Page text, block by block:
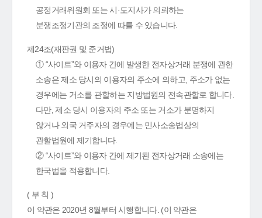
공정거래위원회 또는 시·도지사가 의뢰하는
분쟁조정기관의 조정에 따를 수 있습니다.
제24조(재판권 및 준거법)
① “사이트”와 이용자 간에 발생한 전자상거래 분쟁에 관한
소송은 제소 당시의 이용자의 주소에 의하고, 주소가 없는
경우에는 거소를 관할하는 지방법원의 전속관할로 합니다.
다만, 제소 당시 이용자의 주소 또는 거소가 분명하지
않거나 외국 거주자의 경우에는 민사소송법상의
관할법원에 제기합니다.
② “사이트”와 이용자 간에 제기된 전자상거래 소송에는
한국법을 적용합니다.
( 부 칙 )
이 약관은 2020년 8월부터 시행합니다. (이 약관은